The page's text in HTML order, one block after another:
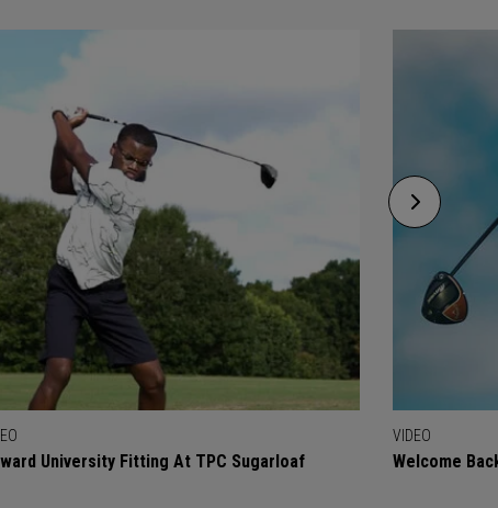
University Fitting At TPC Sugarloaf
VIDEO
Welcome